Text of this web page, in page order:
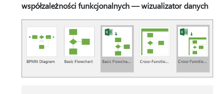
współzależności funkcjonalnych — wizualizator danych